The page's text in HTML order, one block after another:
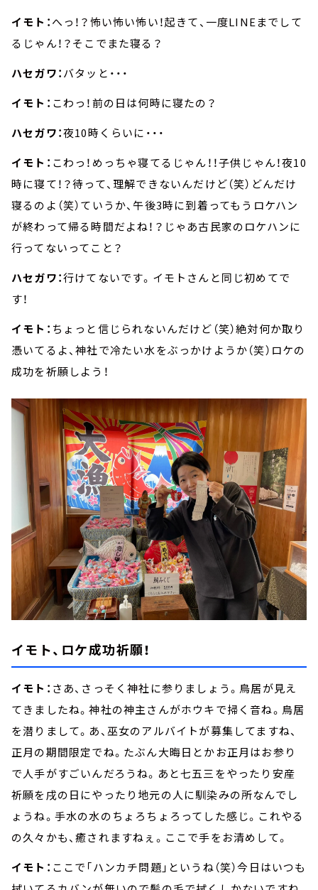
イモト：へっ！？怖い怖い怖い！起きて、一度LINEまでして
るじゃん！？そこでまた寝る？
ハセガワ：バタッと・・・
イモト： こわっ！前の日は何時に寝たの？
ハセガワ：夜10時くらいに・・・
イモト： こわっ！めっちゃ寝てるじゃん！！子供じゃん！夜10
時に寝て！？待って、理解できないんだけど（笑）どんだけ
寝るのよ（笑）ていうか、午後3時に到着ってもうロケハン
が終わって帰る時間だよね！？じゃあ古民家のロケハンに
行ってないってこと？
ハセガワ：行けてないです。イモトさんと同じ初めてで
す！
イモト： ちょっと信じられないんだけど（笑）絶対何か取り
憑いてるよ、神社で冷たい水をぶっかけようか（笑）ロケの
成功を祈願しよう！
イモト、ロケ成功祈願！
イモト： さあ、さっそく神社に参りましょう。鳥居が見え
てきましたね。神社の神主さんがホウキで掃く音ね。鳥居
を潜りまして。あ、巫女のアルバイトが募集してますね、
正月の期間限定でね。たぶん大晦日とかお正月はお参り
で人手がすごいんだろうね。あと七五三をやったり安産
祈願を戌の日にやったり地元の人に馴染みの所なんでし
ょうね。手水の水のちょろちょろってした感じ。これやる
の久々かも、癒されますねぇ。ここで手をお清めして。
イモト： ここで「ハンカチ問題」というね（笑）今日はいつも